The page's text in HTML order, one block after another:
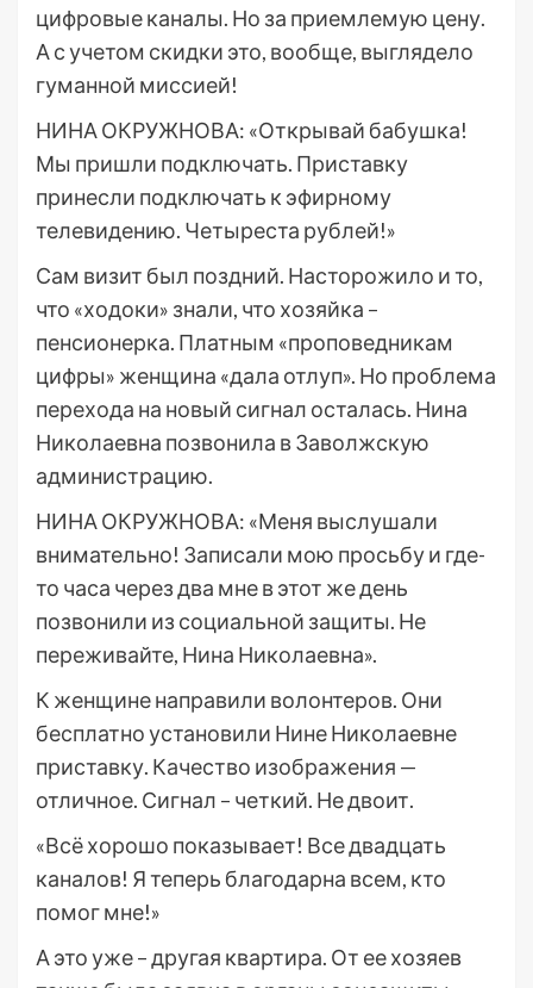
цифровые каналы. Но за приемлемую цену.
А с учетом скидки это, вообще, выглядело
гуманной миссией!
НИНА ОКРУЖНОВА: «Открывай бабушка!
Мы пришли подключать. Приставку
принесли подключать к эфирному
телевидению. Четыреста рублей!»
Сам визит был поздний. Насторожило и то,
что «ходоки» знали, что хозяйка –
пенсионерка. Платным «проповедникам
цифры» женщина «дала отлуп». Но проблема
перехода на новый сигнал осталась. Нина
Николаевна позвонила в Заволжскую
администрацию.
НИНА ОКРУЖНОВА: «Меня выслушали
внимательно! Записали мою просьбу и где-
то часа через два мне в этот же день
позвонили из социальной защиты. Не
переживайте, Нина Николаевна».
К женщине направили волонтеров. Они
бесплатно установили Нине Николаевне
приставку. Качество изображения —
отличное. Сигнал – четкий. Не двоит.
«Всё хорошо показывает! Все двадцать
каналов! Я теперь благодарна всем, кто
помог мне!»
А это уже – другая квартира. От ее хозяев